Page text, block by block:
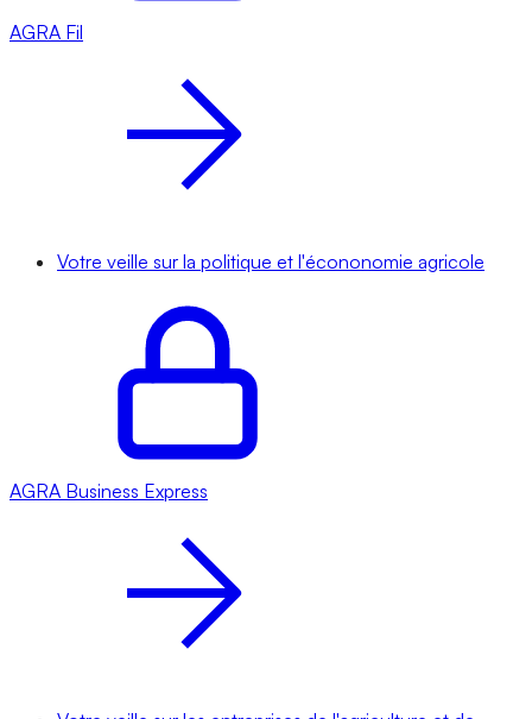
AGRA Fil
Votre veille sur la politique et l'écononomie agricole
AGRA Business Express